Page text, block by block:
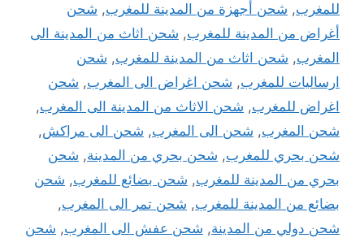
للمغرب, شحن أجهزة من المدينة للمغرب, شحن
أغراض من المدينة للمغرب, شحن اثاث من المدينة الى
المغرب, شحن اثاث من المدينة للمغرب, شحن
ارساليات للمغرب, شحن اغراض الى المغرب, شحن
اغراض للمغرب, شحن الاثاث من المدينة الى المغرب,
شحن المغرب, شحن الى المغرب, شحن الى مراكش,
شحن بحري للمغرب, شحن بحري من المدينة, شحن
بحري من المدينة للمغرب, شحن بضائع للمغرب, شحن
بضائع من المدينة للمغرب, شحن تمر الى المغرب,
شحن دولي من المدينة, شحن عفش الى المغرب, شحن